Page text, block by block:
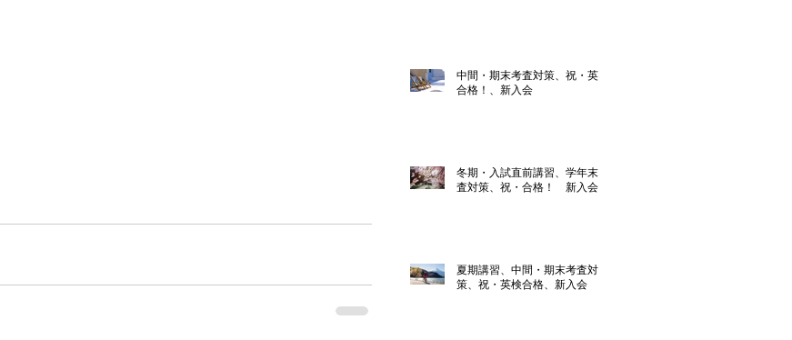
中間・期末考査対策、祝・英検
合格！、新入会
冬期・入試直前講習、学年末考
査対策、祝・合格！ 新入会
夏期講習、中間・期末考査対
策、祝・英検合格、新入会